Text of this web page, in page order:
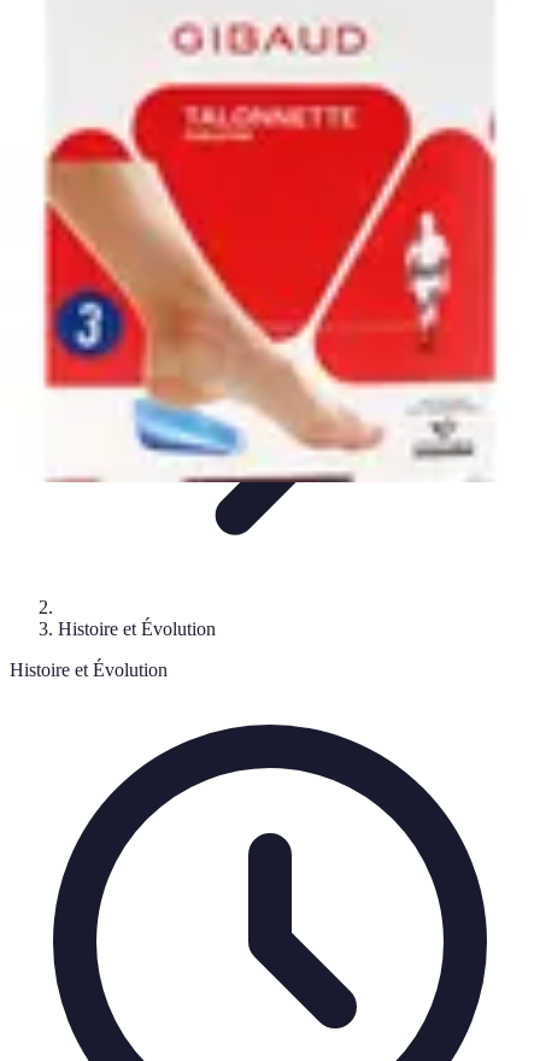
Histoire des LégendesStratégie et TechniquesLégendes du
Records et PerformancesTendances
Legends Basket
Histoire et Évolution
Histoire et Évolution